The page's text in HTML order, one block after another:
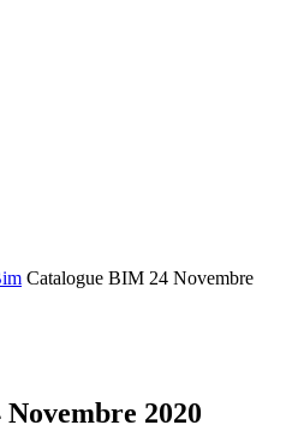
Catalogue BIM 24 Novembre
2020